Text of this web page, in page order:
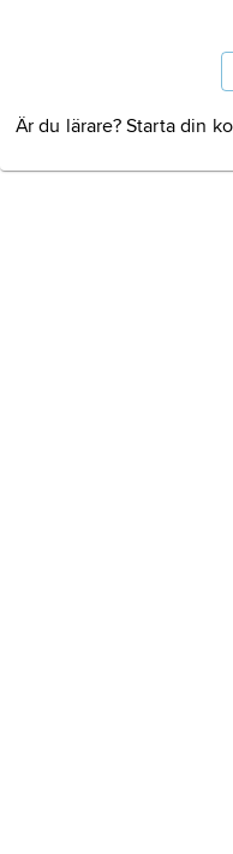
Är du lärare? Starta din